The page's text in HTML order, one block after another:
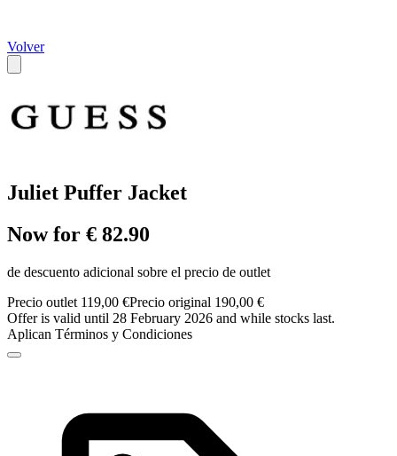
Volver
Juliet Puffer Jacket
Now for € 82.90
de descuento adicional sobre el precio de outlet
Precio outlet 119,00 €Precio original 190,00 €
Offer is valid until 28 February 2026 and while stocks last.
Aplican Términos y Condiciones